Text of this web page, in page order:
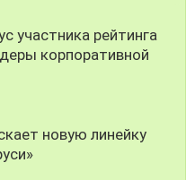
участника рейтинга
корпоративной
новую линейку